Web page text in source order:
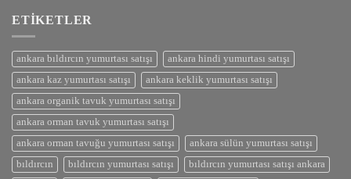
ETIKETLER
ankara bıldırcın yumurtası satışı
ankara hindi yumurtası satışı
ankara kaz yumurtası satışı
ankara keklik yumurtası satışı
ankara organik tavuk yumurtası satışı
ankara orman tavuk yumurtası satışı
ankara orman tavuğu yumurtası satışı
ankara sülün yumurtası satışı
bıldırcın
bıldırcın yumurtası satışı
bıldırcın yumurtası satışı ankara